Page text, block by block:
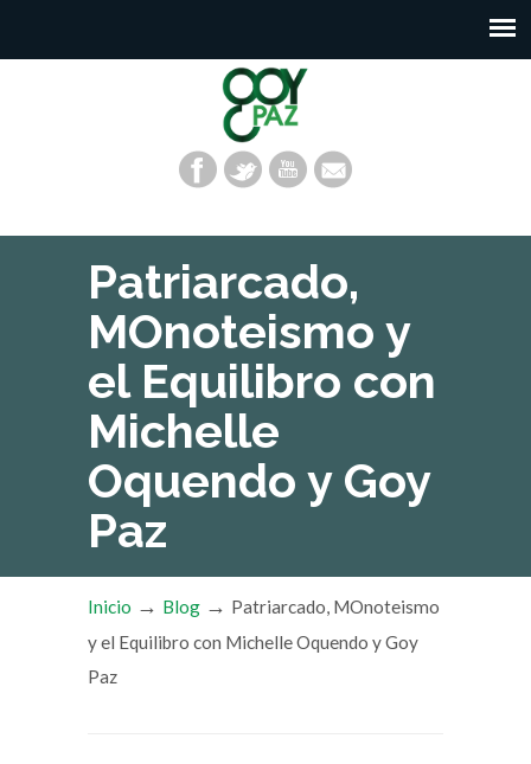
Patriarcado,
MOnoteismo y
el Equilibro con
Michelle
Oquendo y Goy
Paz
Inicio → Blog → Patriarcado, MOnoteismo
y el Equilibro con Michelle Oquendo y Goy
Paz